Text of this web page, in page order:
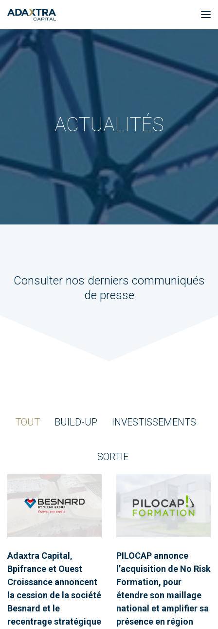
ACTUALITÉS
Consulter nos derniers communiqués
de presse
TOUT BUILD-UP INVESTISSEMENTS
SORTIE
Adaxtra Capital,
Bpifrance et Ouest
Croissance annoncent
la cession de la société
Besnard et le
recentrage stratégique
PILOCAP annonce
l’acquisition de No Risk
Formation, pour
étendre son maillage
national et amplifier sa
présence en région